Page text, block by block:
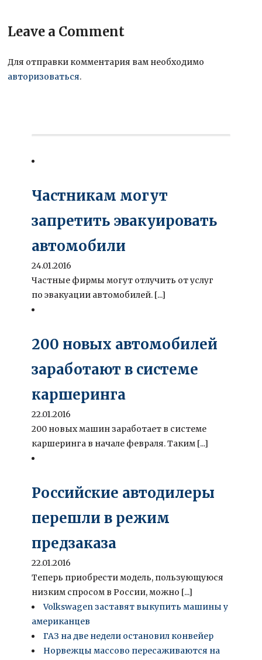
Leave a Comment
Для отправки комментария вам необходимо
авторизоваться.
Частникам могут
запретить эвакуировать
автомобили
24.01.2016
Частные фирмы могут отлучить от услуг
по эвакуации автомобилей. [...]
200 новых автомобилей
заработают в системе
каршеринга
22.01.2016
200 новых машин заработает в системе
каршеринга в начале февраля. Таким [...]
Российские автодилеры
перешли в режим
предзаказа
22.01.2016
Теперь приобрести модель, пользующуюся
низким спросом в России, можно [...]
Volkswagen заставят выкупить машины у
американцев
ГАЗ на две недели остановил конвейер
Норвежцы массово пересаживаются на